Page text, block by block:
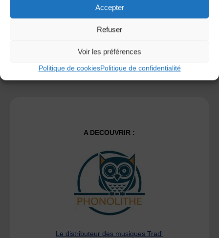
Accepter
Refuser
Voir les préférences
Politique de cookiesPolitique de confidentialité
Ce site utilise Akismet pour réduire les indésirables.
savoir plus sur la façon dont les données de vos
commentaires sont traitées.
A DECOUVRIR :
Le distributeur des musiques Trad'